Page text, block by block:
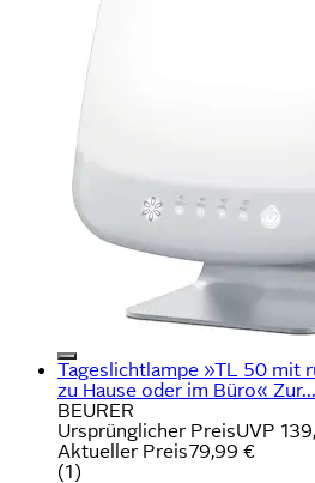
Tageslichtlampe »TL 50 mit
zu Hause oder im Büro« Zur...
BEURER
Ursprünglicher PreisUVP
Aktueller Preis79,99 €
(1)